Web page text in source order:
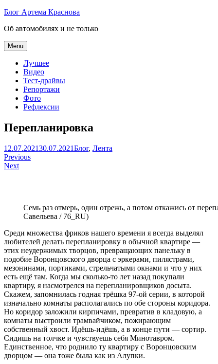
Skip
content
Блог Артема Краснова
Об автомобилях и не только
Menu
Лучшее
Видео
Тест-драйвы
Репортажи
Фото
Рефлексии
Перепланировка
Артем
Краснов
12.07.202130.07.2021Блог, Лента
Навигация
по
Previous
Next
Семь раз отмерь, один отрежь, а потом откажись от
Савельева / 76_RU)
Среди множества фриков нашего времени я всегда выделял
любителей делать перепланировку в обычной квартире —
этих неудержимых творцов, превращающих панельку в
подобие Воронцовского дворца с эркерами, пилястрами,
мезонинами, портиками, стрельчатыми окнами и что у них
есть ещё там. Когда мы сколько-то лет назад покупали
квартиру, я насмотрелся на перепланировщиков досыта.
Скажем, запомнилась годная трёшка 97-ой серии, в которой
изначально комнаты располагались по обе стороны коридора.
Но коридор заложили кирпичами, превратив в кладовую, а
комнаты выстроили трамвайчиком, пожирающим
собственный хвост. Идёшь-идёшь, а в конце пути — сортир.
Сидишь на толчке и чувствуешь себя Минотавром.
Единственное, что роднило ту квартиру с Воронцовским
дворцом — она тоже была как из Алупки.